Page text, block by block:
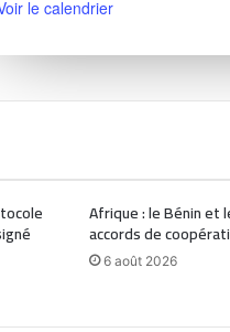
le calendrier
Afrique : le Bénin et
accords de
6 août 2026